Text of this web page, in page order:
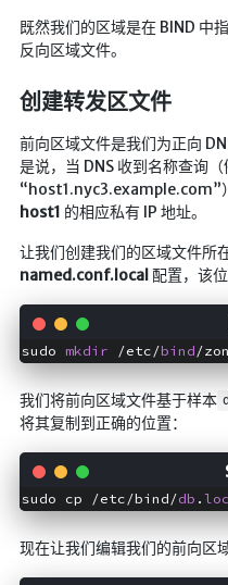
既然我们的区域是在 BIND 中
反向区域文件。
创建转发区文件
前向区域文件是我们为正向
是说，当 DNS 收到名称查询（
“host1.nyc3.example.com”
host1 的相应私有 IP 地址。
让我们创建我们的区域文件所
named.conf.local配置，该
sudo mkdir /etc/bind
我们将前向区域文件基于样本
将其复制到正确的位置：
sudo cp /etc/bind/db .
现在让我们编辑我们的前向区